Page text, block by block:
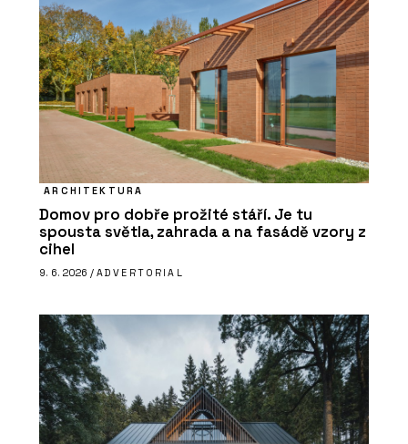
ARCHITEKTURA
Domov pro dobře prožité stáří. Je tu
spousta světla, zahrada a na fasádě vzory z
cihel
9. 6. 2026 / ADVERTORIAL